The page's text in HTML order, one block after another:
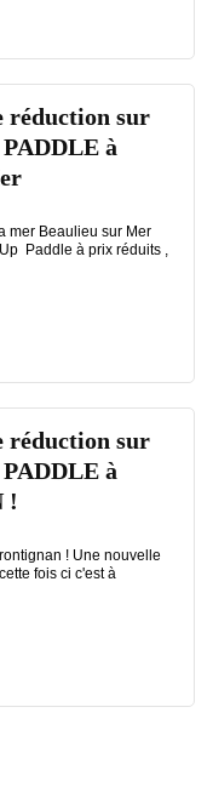
réduction sur
à
mer Beaulieu sur Mer
Paddle à prix réduits ,
réduction sur
à
!
! Une nouvelle
fois ci c'est à